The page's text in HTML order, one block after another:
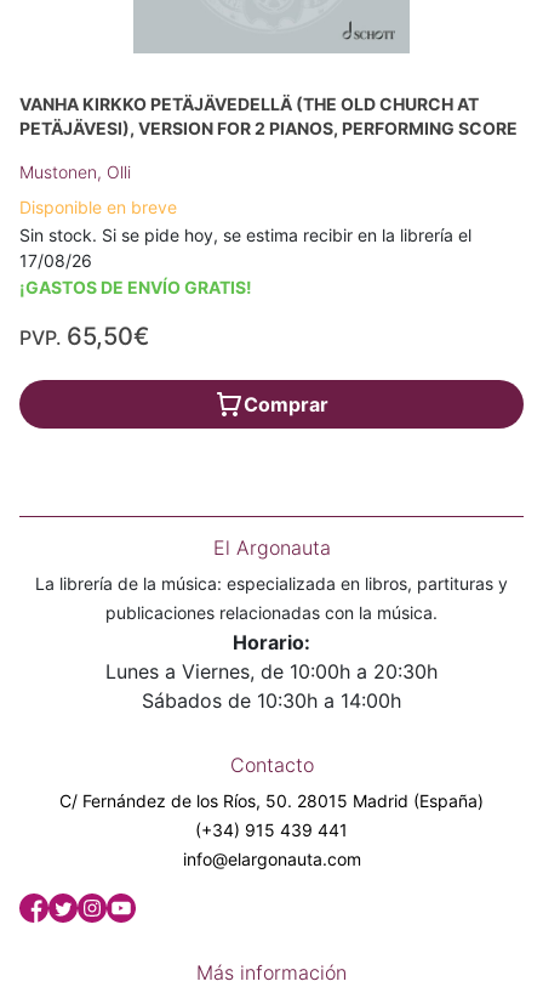
VANHA KIRKKO PETÄJÄVEDELLÄ (THE OLD CHURCH AT
PETÄJÄVESI), VERSION FOR 2 PIANOS, PERFORMING SCORE
Mustonen, Olli
Disponible en breve
Sin stock. Si se pide hoy, se estima recibir en la librería el
17/08/26
¡GASTOS DE ENVÍO GRATIS!
PVP. 65,50€
Comprar
El Argonauta
La librería de la música: especializada en libros, partituras y
publicaciones relacionadas con la música.
Horario:
Lunes a Viernes, de 10:00h a 20:30h
Sábados de 10:30h a 14:00h
Contacto
C/ Fernández de los Ríos, 50. 28015 Madrid (España)
(+34) 915 439 441
info@elargonauta.com
Más información